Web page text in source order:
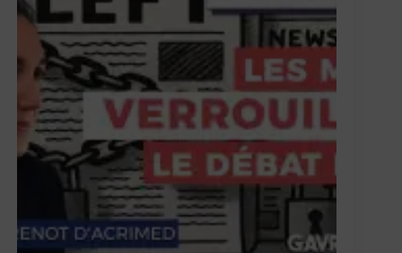
périodes
sombres »
–
Entretien
avec
Yohann
Douet